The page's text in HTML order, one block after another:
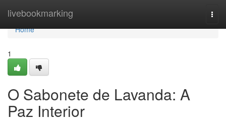
livebookmarking
Home
Home
1
O Sabonete de Lavanda: A
Paz Interior